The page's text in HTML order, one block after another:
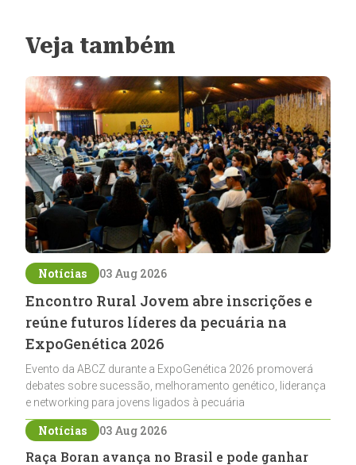
Veja também
Notícias 03 Aug 2026
Encontro Rural Jovem abre inscrições e
reúne futuros líderes da pecuária na
ExpoGenética 2026
Evento da ABCZ durante a ExpoGenética 2026 promoverá
debates sobre sucessão, melhoramento genético, liderança
e networking para jovens ligados à pecuária
Notícias 03 Aug 2026
Raça Boran avança no Brasil e pode ganhar